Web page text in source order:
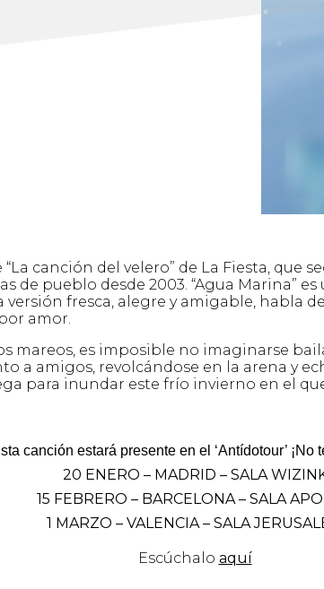
“La canción del velero” de La Fiesta, que
de pueblo desde 2003. “Agua Marina”
versión fresca, alegre y amigable, habla
amor.
mareos, es imposible no imaginarse
a amigos, revolcándose en la arena y
para inundar este frío invierno en el
canción estará presente en el ‘Antídotour’ ¡No
20 ENERO – MADRID – SALA
15 FEBRERO – BARCELONA – SALA
1 MARZO – VALENCIA – SALA
Escúchalo aquí